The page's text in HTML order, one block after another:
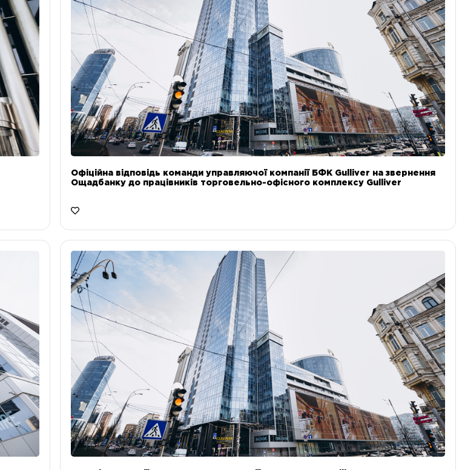
Офіційна відповідь команди управляючої компанії БФК Gulliver на звернення
Ощадбанку до працівників торговельно-офісного комплексу Gulliver